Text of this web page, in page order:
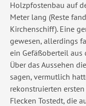
Holzpfostenbau auf
Meter lang (Reste
Kirchenschiff). Eine
gewesen, allerdings
ein Gefäßoberteil aus
Über das Aussehen
sagen, vermutlich
rekonstruierten
Flecken Tostedt, die